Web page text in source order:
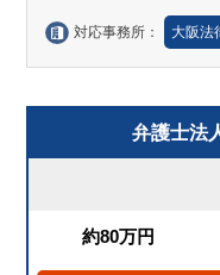
対応事務所： 大阪法
弁護士法
約80万円